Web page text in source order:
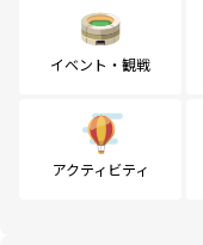
イベント・観戦
アクティビティ